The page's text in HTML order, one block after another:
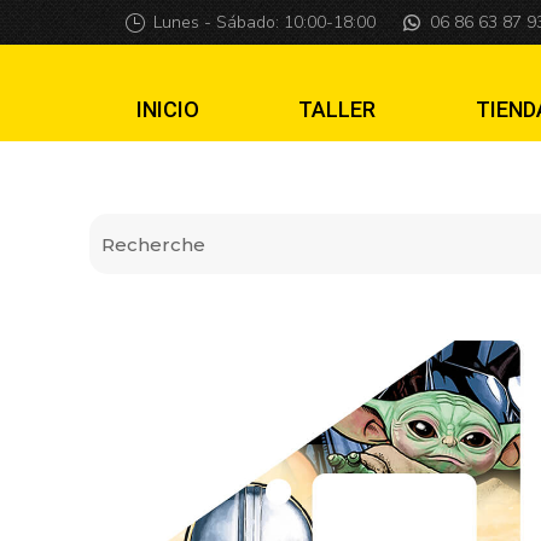
Insider pro
Lunes - Sábado: 10:00-18:00 06 86 63 87
INICIO TALLER